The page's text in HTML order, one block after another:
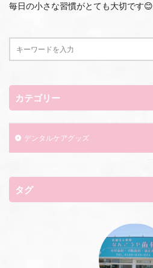
毎日の小さな習慣がとても大切です😊
カテゴリー
デンタルケアグッズ
タグ